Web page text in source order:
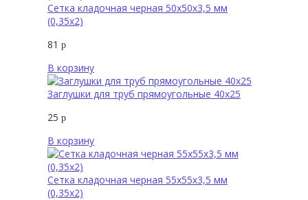
Сетка кладочная черная 50х50х3,5 мм
(0,35х2)
81 р
В корзину
Заглушки для труб прямоугольные 40х25
25 р
В корзину
Сетка кладочная черная 55х55х3,5 мм
(0,35х2)